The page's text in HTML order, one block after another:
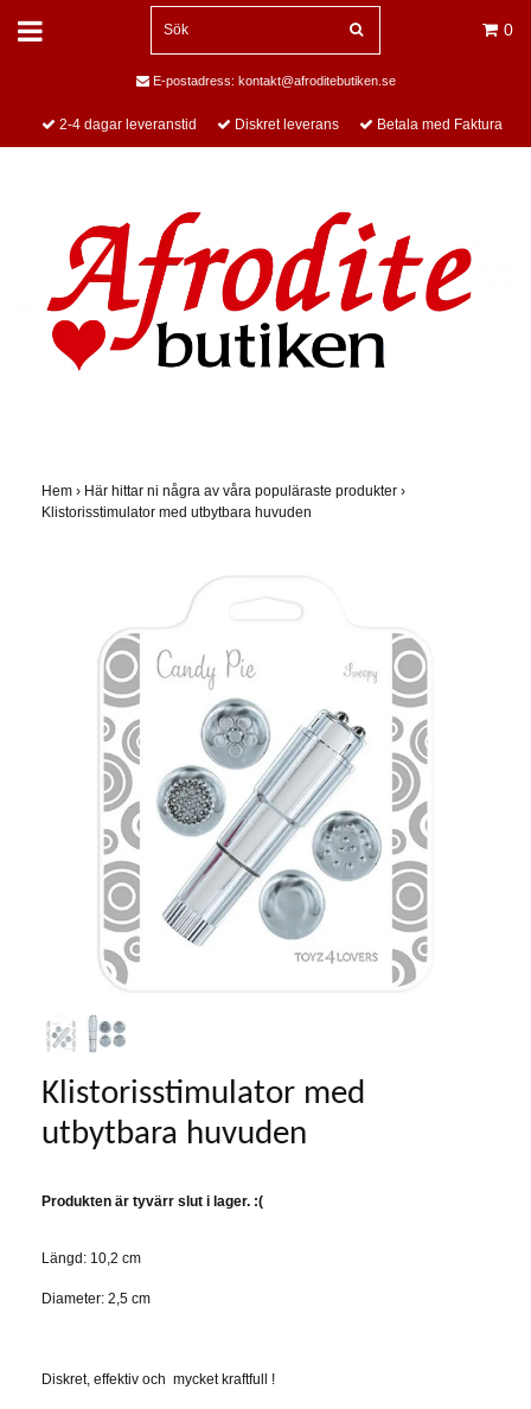
0
E-postadress: kontakt@afroditebutiken.se
2-4 dagar leveranstid Diskret leverans Betala med Faktura
Hem › Här hittar ni några av våra populäraste produkter ›
Klistorisstimulator med utbytbara huvuden
Klistorisstimulator med
utbytbara huvuden
Produkten är tyvärr slut i lager. :(
Längd: 10,2 cm
Diameter: 2,5 cm
Diskret, effektiv och mycket kraftfull !